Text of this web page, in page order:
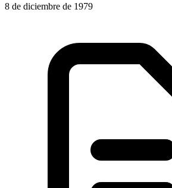
8 de diciembre de 1979